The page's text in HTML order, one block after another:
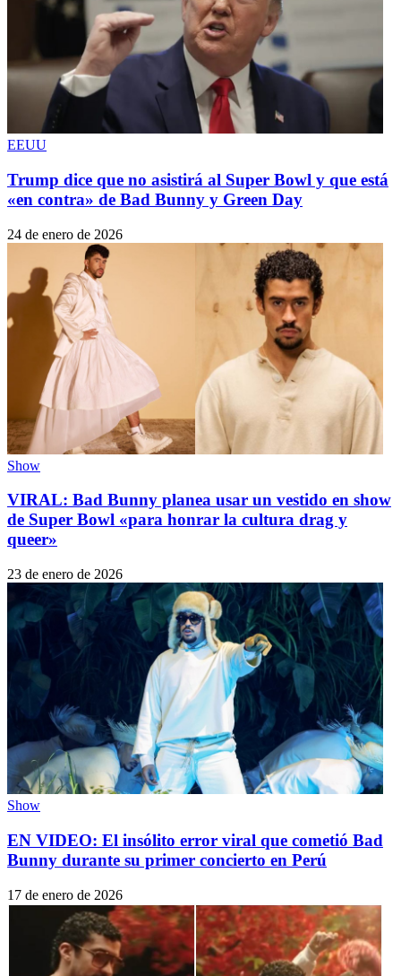
EEUU
Trump dice que no asistirá al Super Bowl y que está
«en contra» de Bad Bunny y Green Day
24 de enero de 2026
Show
VIRAL: Bad Bunny planea usar un vestido en show
de Super Bowl «para honrar la cultura drag y
queer»
23 de enero de 2026
Show
EN VIDEO: El insólito error viral que cometió Bad
Bunny durante su primer concierto en Perú
17 de enero de 2026